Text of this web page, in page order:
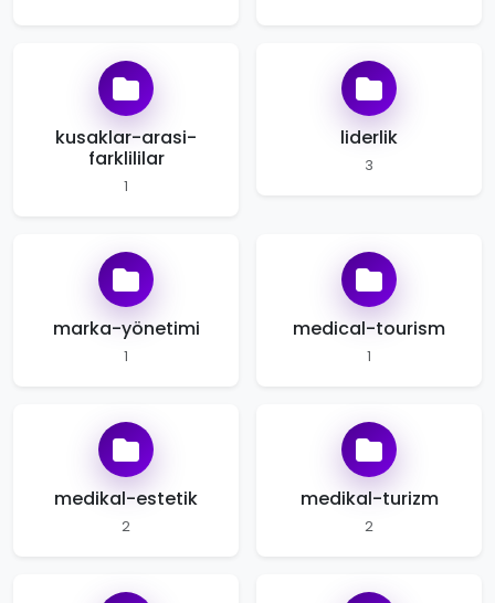
kusaklar-arasi-
farklililar
1
liderlik
3
marka-yönetimi
1
medical-tourism
1
medikal-estetik
2
medikal-turizm
2